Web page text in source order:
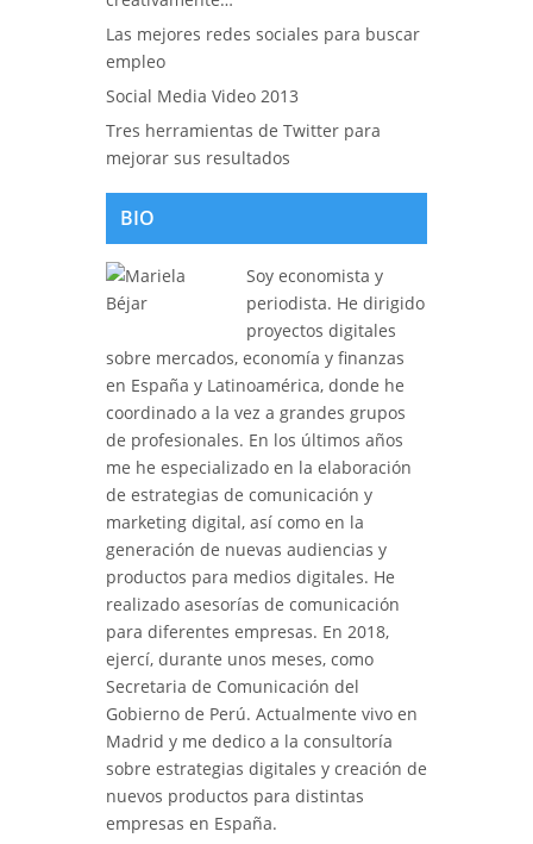
Las mejores redes sociales para buscar
empleo
Social Media Video 2013
Tres herramientas de Twitter para
mejorar sus resultados
BIO
Soy economista y
periodista. He dirigido
proyectos digitales
sobre mercados, economía y finanzas
en España y Latinoamérica, donde he
coordinado a la vez a grandes grupos
de profesionales. En los últimos años
me he especializado en la elaboración
de estrategias de comunicación y
marketing digital, así como en la
generación de nuevas audiencias y
productos para medios digitales. He
realizado asesorías de comunicación
para diferentes empresas. En 2018,
ejercí, durante unos meses, como
Secretaria de Comunicación del
Gobierno de Perú. Actualmente vivo en
Madrid y me dedico a la consultoría
sobre estrategias digitales y creación de
nuevos productos para distintas
empresas en España.